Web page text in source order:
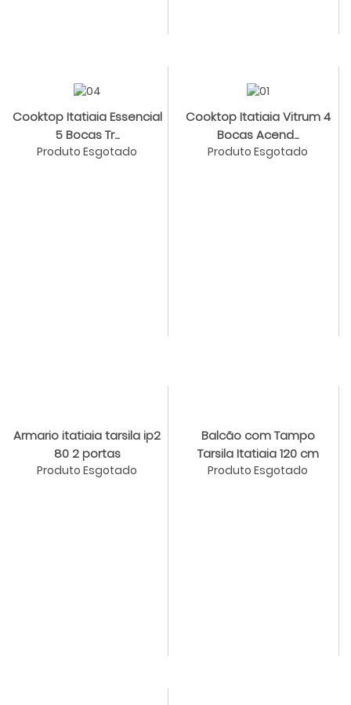
Cooktop Itatiaia Essencial
5 Bocas Tr...
Produto Esgotado
Cooktop Itatiaia Vitrum 4
Bocas Acend...
Produto Esgotado
Armario itatiaia tarsila ip2
80 2 portas
Produto Esgotado
Balcão com Tampo
Tarsila Itatiaia 120 cm
Produto Esgotado